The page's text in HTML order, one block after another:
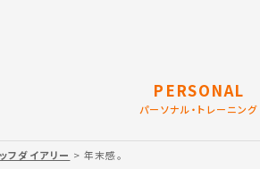
PERSONAL
パーソナル・トレーニング
フダイアリー > 年末感。